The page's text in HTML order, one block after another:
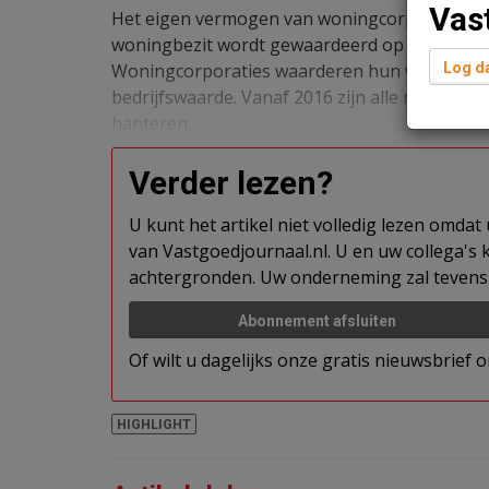
Het eigen vermogen van woningcorporaties
woningbezit wordt gewaardeerd op
Woningcorporaties waarderen hun
bedrijfswaarde. Vanaf 2016 zijn alle naar
hanteren.
Verder lezen?
U kunt het artikel niet volledig lezen
van Vastgoedjournaal.nl. U en uw
achtergronden. Uw onderneming zal
Abonnement afsluiten
Of wilt u dagelijks onze gratis nieuwsbrief
HIGHLIGHT
Log